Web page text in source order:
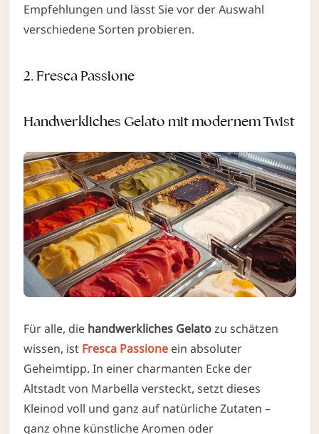
Empfehlungen und lässt Sie vor der Auswahl
verschiedene Sorten probieren.
2. Fresca Passione
Handwerkliches Gelato mit modernem Twist
Für alle, die handwerkliches Gelatozu schätzen
wissen, ist Fresca Passioneein absoluter
Geheimtipp. In einer charmanten Ecke der
Altstadt von Marbella versteckt, setzt dieses
Kleinod voll und ganz auf natürliche Zutaten –
ganz ohne künstliche Aromen oder